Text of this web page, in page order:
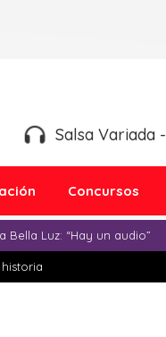
Salsa Variada -
Concursos
Luz: “Hay un audio”